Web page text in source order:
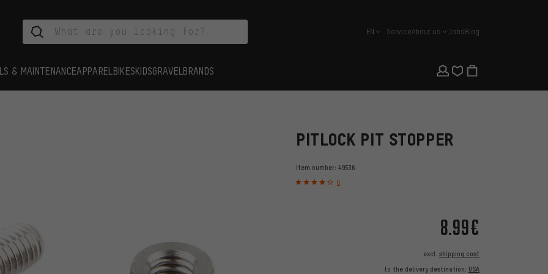
english
EN ServiceAbout us JobsBlog
& MAINTENANCEAPPAREL BIKESKIDSGRAVEL BRANDS
PITLOCK PIT STOPPER
Item number: 49536
6
8.99€
excl. shipping cost
to the delivery destination: USA